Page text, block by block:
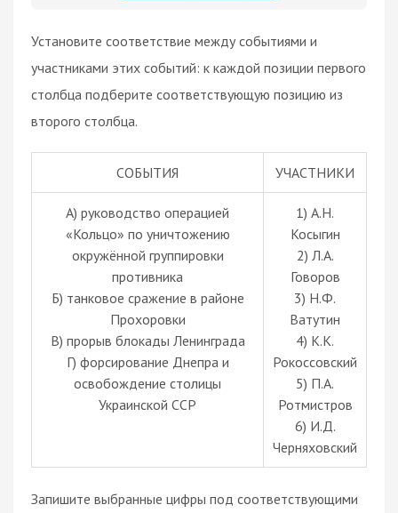
Установите соответствие между событиями и
участниками этих событий: к каждой позиции первого
столбца подберите соответствующую позицию из
второго столбца.
СОБЫТИЯ УЧАСТНИКИ
А) руководство операцией
«Кольцо» по уничтожению
окружённой группировки
противника
Б) танковое сражение в районе
Прохоровки
В) прорыв блокады Ленинграда
Г) форсирование Днепра и
освобождение столицы
Украинской ССР
1) А.Н.
Косыгин
2) Л.А.
Говоров
3) Н.Ф.
Ватутин
4) К.К.
Рокоссовский
5) П.А.
Ротмистров
6) И.Д.
Черняховский
Запишите выбранные цифры под соответствующими